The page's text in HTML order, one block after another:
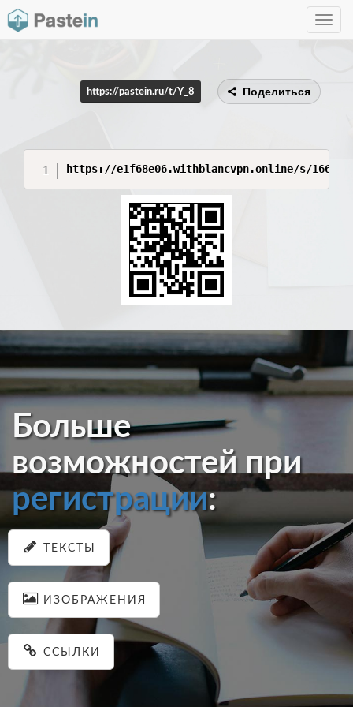
Toggle
https://pastein.ru/t/Y_8 Поделиться
https://e1f68e06.withblancvpn.online/s/
Больше
возможностей при
регистрации:
ТЕКСТЫ
ИЗОБРАЖЕНИЯ
ССЫЛКИ